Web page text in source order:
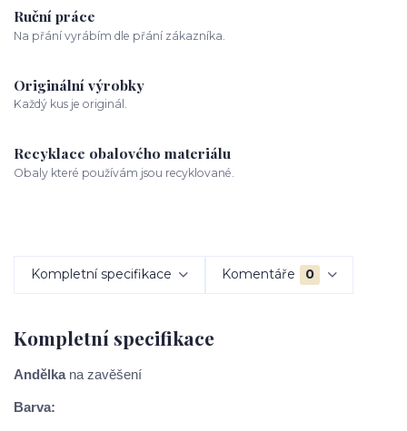
Ruční práce
Na přání vyrábím dle přání zákazníka.
Originální výrobky
Každý kus je originál.
Recyklace obalového materiálu
Obaly které používám jsou recyklované.
Kompletní specifikace Komentáře 0
Kompletní specifikace
Andělka na zavěšení
Barva: